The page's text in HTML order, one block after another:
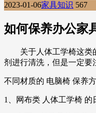
2023-01-06家具知识 567
如何保养办公家
关于人体工学椅这类的
剂进行清洗，但是一定要
不同材质的 电脑椅 保养
1、网布类 人体工学椅